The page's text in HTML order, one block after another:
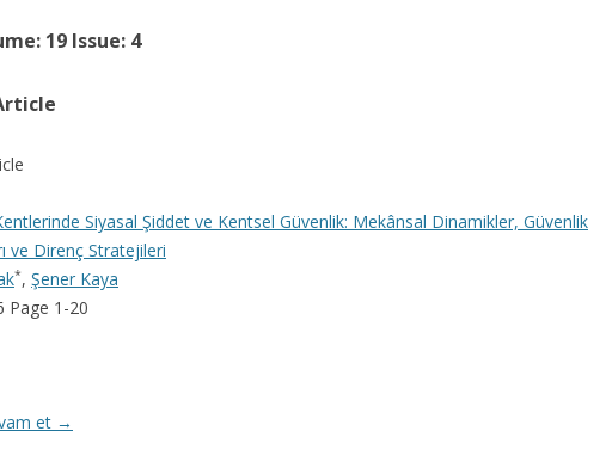
19 Issue: 4
Siyasal Şiddet ve Kentsel Güvenlik: Mekânsal Dinamikler, Güvenlik
ve Direnç Stratejileri
*, Şener Kaya
Page 1-20
et →